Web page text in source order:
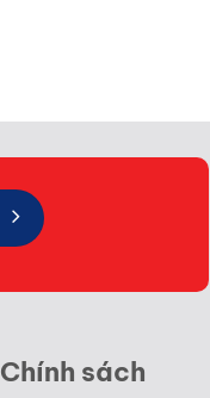
Chính sách